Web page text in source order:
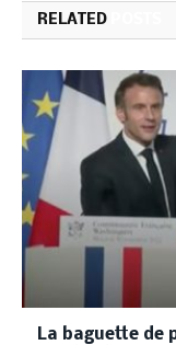
RELATED
La baguette de